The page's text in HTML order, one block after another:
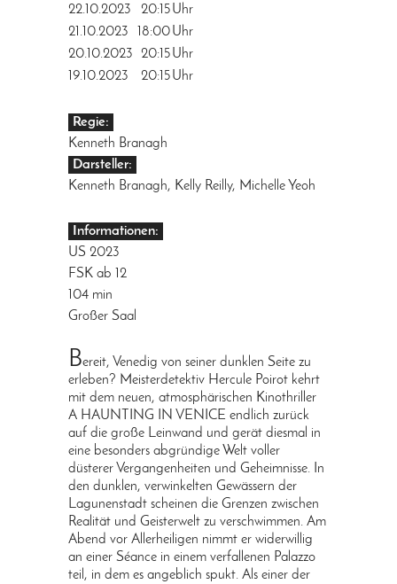
22.10.2023
20:15Uhr
21.10.2023
18:00Uhr
20.10.2023
20:15Uhr
19.10.2023
20:15Uhr
Regie:
Kenneth Branagh
Darsteller:
Kenneth Branagh, Kelly Reilly, Michelle Yeoh
Informationen:
US 2023
FSK ab 12
104 min
Großer Saal
Bereit, Venedig von seiner dunklen Seite zu
erleben? Meisterdetektiv Hercule Poirot kehrt
mit dem neuen, atmosphärischen Kinothriller
A HAUNTING IN VENICE endlich zurück
auf die große Leinwand und gerät diesmal in
eine besonders abgründige Welt voller
düsterer Vergangenheiten und Geheimnisse. In
den dunklen, verwinkelten Gewässern der
Lagunenstadt scheinen die Grenzen zwischen
Realität und Geisterwelt zu verschwimmen. Am
Abend vor Allerheiligen nimmt er widerwillig
an einer Séance in einem verfallenen Palazzo
teil, in dem es angeblich spukt. Als einer der